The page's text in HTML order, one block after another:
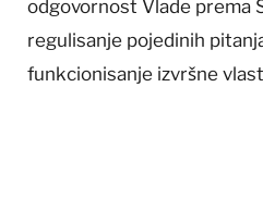
odgovornost Vlade prema
regulisanje pojedinih
funkcionisanje izvršne